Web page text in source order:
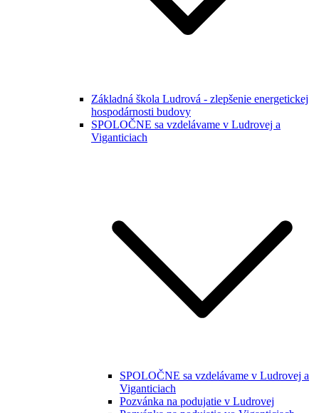
Základná škola Ludrová - zlepšenie energetickej
hospodárnosti budovy
SPOLOČNE sa vzdelávame v Ludrovej a
Viganticiach
SPOLOČNE sa vzdelávame v Ludrovej a
Viganticiach
Pozvánka na podujatie v Ludrovej